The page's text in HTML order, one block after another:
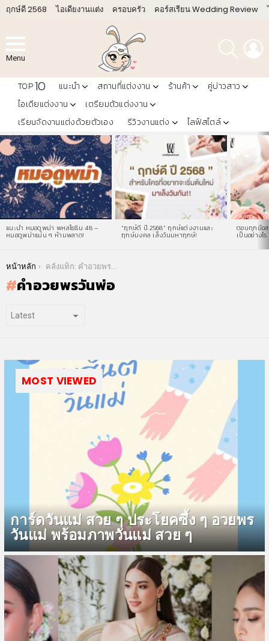
ฤกษ์ดี 2568 ไอเดียงานแต่ง ครอบครัว คอร์สเรียน Wedding Review
Menu
ค้นหา
TOP10 แนะนำ สถานที่แต่งงาน ร้านค้า
คู่บ่าวสาว
ไอเดียแต่งงาน
เตรียมตัวแต่งงาน
เรียนจัดงานแต่งด้วยตัวเอง
รีวิวงานแต่ง ไลฟ์สไตล์
LATEST
STORIES
แนะนำ หมอดูพม่า พหลโยธิน 48 –
หมอดูพม่าแม่น ๆ ห้ามพลาด!
“ฤกษ์ดี ปี 2568” ฤกษ์แต่งงานและ
ฤกษ์มงคล เล็งวันมหาฤกษ์!
ตอบทุกข้อส
เป็นอย่างไร
You are here:
หน้าหลัก คลังแท็ก: คำอวยพรวันพ่อ
คำอวยพรวันพ่อ
MOST VIEWED
การ์ดวันแม่ สวย ๆ ประโยคซึ้ง ๆ อวยพร
วันแม่ พร้อมภาพวันแม่ สวย ๆ